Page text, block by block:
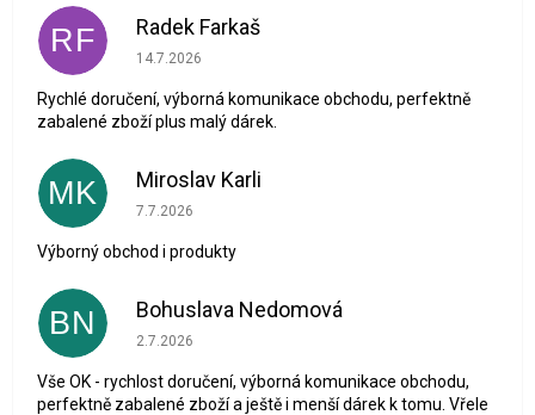
RF Radek Farkaš
Hodnocení obchodu je 5 z 5 hvězdiček.
14.7.2026
Rychlé doručení, výborná komunikace obchodu, perfektně
zabalené zboží plus malý dárek.
MK Miroslav Karli
Hodnocení obchodu je 5 z 5 hvězdiček.
7.7.2026
Výborný obchod i produkty
BN Bohuslava Nedomová
Hodnocení obchodu je 5 z 5 hvězdiček.
2.7.2026
Vše OK - rychlost doručení, výborná komunikace obchodu,
perfektně zabalené zboží a ještě i menší dárek k tomu. Vřele